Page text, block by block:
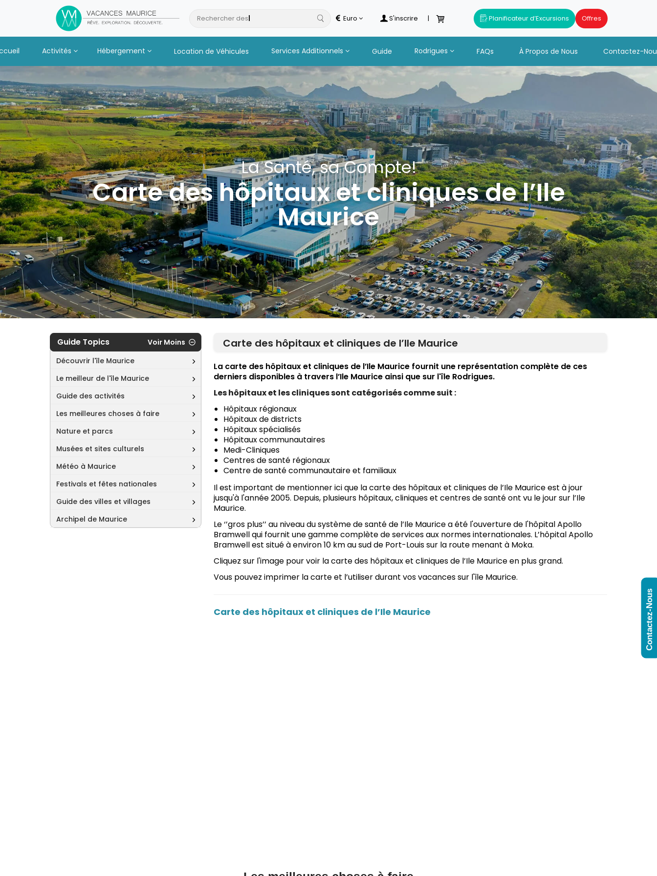
Rechercher deshotel Euro S'inscrire | Planificateur d’Excursions Offres
Activités Hébergement Location de Véhicules Services Additionnels Guide Rodrigues FAQs À Propos de Nous Contactez-
La Santé, sa Compte!
Carte des hôpitaux et cliniques de l’Ile
Maurice
Guide Topics
Voir Moins
Découvrir l'île Maurice
Le meilleur de l'île Maurice
Guide des activités
Les meilleures choses à faire
Nature et parcs
Musées et sites culturels
Météo à Maurice
Festivals et fêtes nationales
Guide des villes et villages
Archipel de Maurice
Carte des hôpitaux et cliniques de l’Ile Maurice
La carte des hôpitaux et cliniques de l’Ile Maurice fournit une représentation complète de ces
derniers disponibles à travers l’Ile Maurice ainsi que sur l'île Rodrigues.
Les hôpitaux et les cliniques sont catégorisés comme suit :
Hôpitaux régionaux
Hôpitaux de districts
Hôpitaux spécialisés
Hôpitaux communautaires
Medi-Cliniques
Centres de santé régionaux
Centre de santé communautaire et familiaux
Il est important de mentionner ici que la carte des hôpitaux et cliniques de l’Ile Maurice est à jour
jusqu'à l'année 2005. Depuis, plusieurs hôpitaux, cliniques et centres de santé ont vu le jour sur l’Ile
Maurice.
Le ‘’gros plus’’ au niveau du système de santé de l’Ile Maurice a été l'ouverture de l'hôpital Apollo
Bramwell qui fournit une gamme complète de services aux normes internationales. L’hôpital Apollo
Bramwell est situé à environ 10 km au sud de Port-Louis sur la route menant à Moka.
Cliquez sur l'image pour voir la carte des hôpitaux et cliniques de l’Ile Maurice en plus grand.
Vous pouvez imprimer la carte et l’utiliser durant vos vacances sur l'île Maurice.
Carte des hôpitaux et cliniques de l’Ile Maurice Contactez-Nous